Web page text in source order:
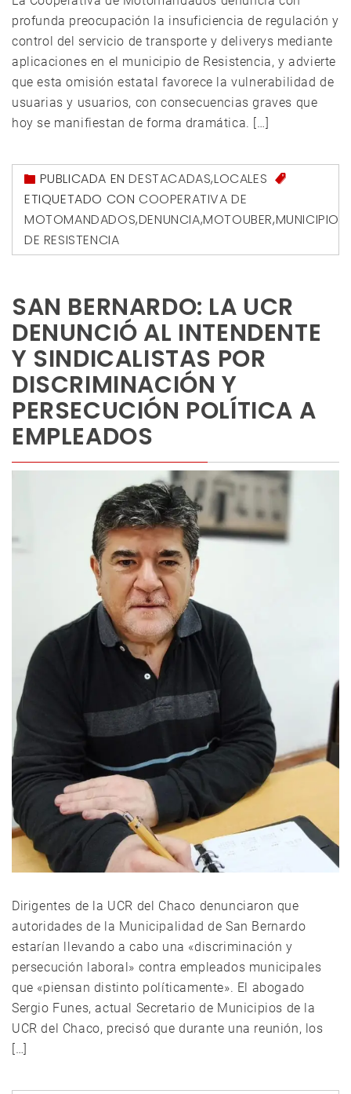
profunda preocupación la insuficiencia de regulación y
control del servicio de transporte y deliverys mediante
aplicaciones en el municipio de Resistencia, y advierte
que esta omisión estatal favorece la vulnerabilidad de
usuarias y usuarios, con consecuencias graves que
hoy se manifiestan de forma dramática. […]
PUBLICADA ENDESTACADAS,LOCALES
ETIQUETADO CON COOPERATIVA DE
MOTOMANDADOS,DENUNCIA,MOTOUBER,MUNICIPIO
DE RESISTENCIA
SAN BERNARDO: LA UCR
DENUNCIÓ AL INTENDENTE
Y SINDICALISTAS POR
DISCRIMINACIÓN Y
PERSECUCIÓN POLÍTICA A
EMPLEADOS
Dirigentes de la UCR del Chaco denunciaron que
autoridades de la Municipalidad de San Bernardo
estarían llevando a cabo una «discriminación y
persecución laboral» contra empleados municipales
que «piensan distinto políticamente». El abogado
Sergio Funes, actual Secretario de Municipios de la
UCR del Chaco, precisó que durante una reunión, los
[…]